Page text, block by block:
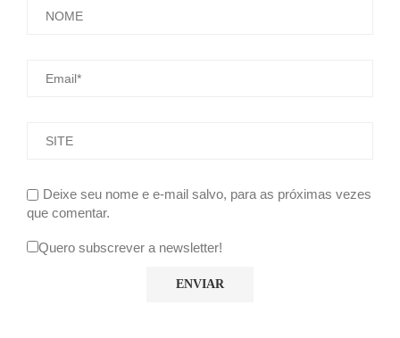
Deixe seu nome e e-mail salvo, para as próximas vezes
que comentar.
Quero subscrever a newsletter!